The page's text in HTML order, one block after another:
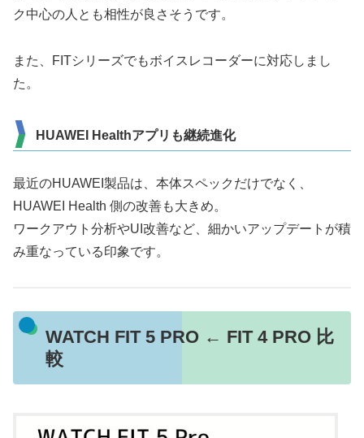
ク中心の人とも相性が良さそうです。
また、FITシリーズでもボイスレコーダーに対応しまし
た。
HUAWEI Healthアプリも継続進化
最近のHUAWEI製品は、本体スペックだけでなく、
HUAWEI Health 側の改善も大きめ。
ワークアウト分析やUI改善など、細かいアップデートが積
み重なっている印象です。
WATCH FIT 5 PRO ← FIT 4 PRO 比
較